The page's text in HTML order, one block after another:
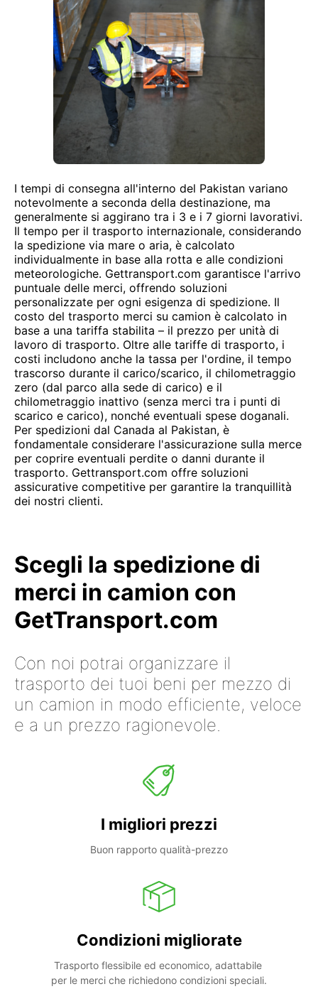
I tempi di consegna all'interno del Pakistan variano
notevolmente a seconda della destinazione, ma
generalmente si aggirano tra i 3 e i 7 giorni lavorativi.
Il tempo per il trasporto internazionale, considerando
la spedizione via mare o aria, è calcolato
individualmente in base alla rotta e alle condizioni
meteorologiche. Gettransport.com garantisce l'arrivo
puntuale delle merci, offrendo soluzioni
personalizzate per ogni esigenza di spedizione. Il
costo del trasporto merci su camion è calcolato in
base a una tariffa stabilita – il prezzo per unità di
lavoro di trasporto. Oltre alle tariffe di trasporto, i
costi includono anche la tassa per l'ordine, il tempo
trascorso durante il carico/scarico, il chilometraggio
zero (dal parco alla sede di carico) e il
chilometraggio inattivo (senza merci tra i punti di
scarico e carico), nonché eventuali spese doganali.
Per spedizioni dal Canada al Pakistan, è
fondamentale considerare l'assicurazione sulla merce
per coprire eventuali perdite o danni durante il
trasporto. Gettransport.com offre soluzioni
assicurative competitive per garantire la tranquillità
dei nostri clienti.
Scegli la spedizione di
merci in camion con
GetTransport.com
Con noi potrai organizzare il
trasporto dei tuoi beni per mezzo di
un camion in modo efficiente, veloce
e a un prezzo ragionevole.
I migliori prezzi
Buon rapporto qualità-prezzo
Condizioni migliorate
Trasporto flessibile ed economico, adattabile
per le merci che richiedono condizioni speciali.